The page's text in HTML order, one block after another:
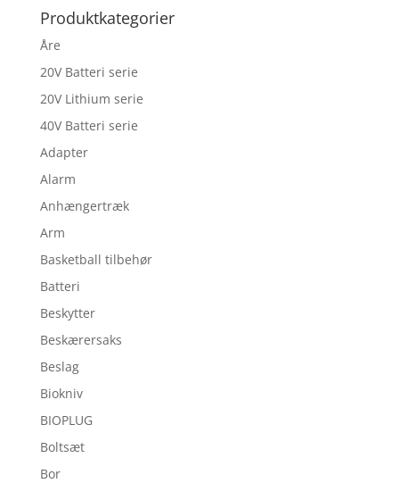
Produktkategorier
Åre
20V Batteri serie
20V Lithium serie
40V Batteri serie
Adapter
Alarm
Anhængertræk
Arm
Basketball tilbehør
Batteri
Beskytter
Beskærersaks
Beslag
Biokniv
BIOPLUG
Boltsæt
Bor